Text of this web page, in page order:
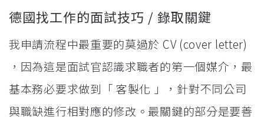
德國找工作的面試技巧 / 錄取關鍵
我申請流程中最重要的莫過於 CV (cover letter)
，因為這是面試官認識求職者的第一個媒介，最
基本務必要求做到「 客製化 」，針對不同公司
與職缺進行相對應的修改。最關鍵的部分是要善